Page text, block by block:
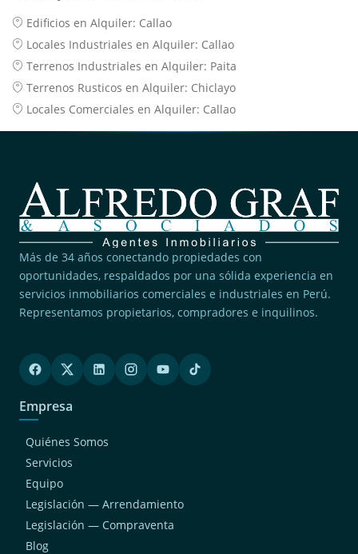
Edificios en Alquiler: Callao
Locales Industriales en Alquiler: Callao
Terrenos Industriales en Alquiler: Paita
Terrenos Rusticos en Alquiler: Chiclayo
Locales Comerciales en Alquiler: Callao
Más de 34 años conectando propiedades con
oportunidades, respaldados por una sólida experiencia en
servicios inmobiliarios comerciales e industriales en Perú.
Representamos propietarios, compradores e inquilinos.
Empresa
Quiénes Somos
Servicios
Equipo
Legislación — Arrendamiento
Legislación — Compraventa
Blog